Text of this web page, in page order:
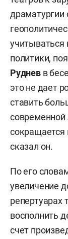
учитываться
политики,
Руднев в
это не дает
ставить
сокращается
сказал он.
По его
увеличение
репертуарах
восполнить
счет